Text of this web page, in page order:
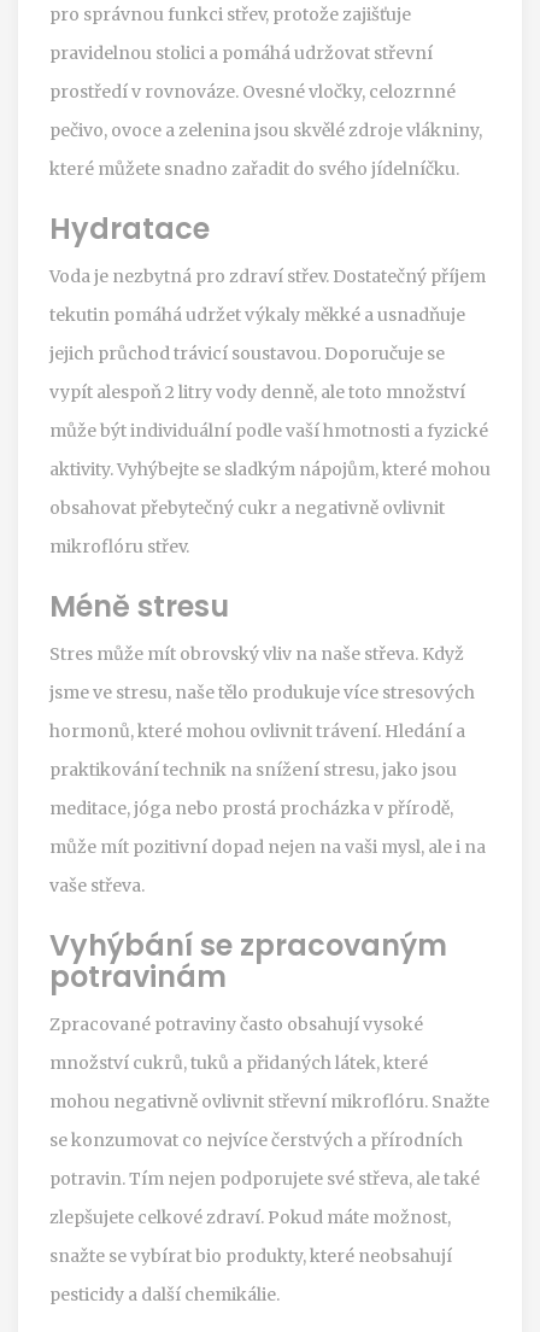
pro správnou funkci střev, protože zajišťuje
pravidelnou stolici a pomáhá udržovat střevní
prostředí v rovnováze. Ovesné vločky, celozrnné
pečivo, ovoce a zelenina jsou skvělé zdroje vlákniny,
které můžete snadno zařadit do svého jídelníčku.
Hydratace
Voda je nezbytná pro zdraví střev. Dostatečný příjem
tekutin pomáhá udržet výkaly měkké a usnadňuje
jejich průchod trávicí soustavou. Doporučuje se
vypít alespoň 2 litry vody denně, ale toto množství
může být individuální podle vaší hmotnosti a fyzické
aktivity. Vyhýbejte se sladkým nápojům, které mohou
obsahovat přebytečný cukr a negativně ovlivnit
mikroflóru střev.
Méně stresu
Stres může mít obrovský vliv na naše střeva. Když
jsme ve stresu, naše tělo produkuje více stresových
hormonů, které mohou ovlivnit trávení. Hledání a
praktikování technik na snížení stresu, jako jsou
meditace, jóga nebo prostá procházka v přírodě,
může mít pozitivní dopad nejen na vaši mysl, ale i na
vaše střeva.
Vyhýbání se zpracovaným
potravinám
Zpracované potraviny často obsahují vysoké
množství cukrů, tuků a přidaných látek, které
mohou negativně ovlivnit střevní mikroflóru. Snažte
se konzumovat co nejvíce čerstvých a přírodních
potravin. Tím nejen podporujete své střeva, ale také
zlepšujete celkové zdraví. Pokud máte možnost,
snažte se vybírat bio produkty, které neobsahují
pesticidy a další chemikálie.